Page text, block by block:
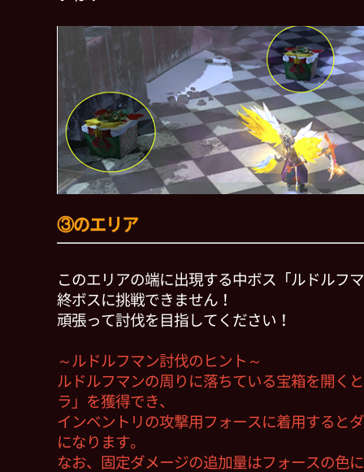
③のエリア
このエリアの端に出現する中ボス「ルドルフ
終ボスに挑戦できません！
頑張って討伐を目指してください！
～ルドルフマン討伐のヒント～
ルドルフマンの周りに落ちている宝箱を開く
ラ」を獲得でき、
インベントリの攻撃用フォースに着用すると
になります。
なお、固定ダメージの追加量はフォースの色